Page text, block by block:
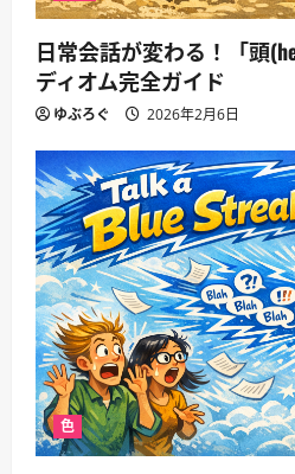
日常会話が変わる！「頭
ディオム完全ガイド
ゆぶろぐ 2026年2月6日
色